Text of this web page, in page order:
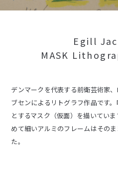
Egill
MASK
デンマークを代表する前衛芸術家
ブセンによるリトグラフ作品です
とするマスク（仮面）を描いてい
めて細いアルミのフレームはその
た。